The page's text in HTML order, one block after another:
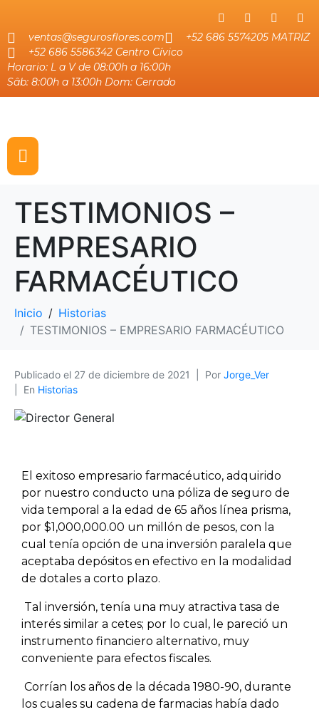
ventas@segurosflores.com
+52 686 5574205 MATRIZ
+52 686 5586342 Centro Cívico
Horario: L a V de 08:00h a 16:00h
Sâb: 8:00h a 13:00h Dom: Cerrado
TESTIMONIOS –
EMPRESARIO
FARMACÉUTICO
Inicio
Historias
TESTIMONIOS – EMPRESARIO FARMACÉUTICO
Publicado el 27 de diciembre de 2021 Por Jorge_Ver
En Historias
El exitoso empresario farmacéutico, adquirido
por nuestro conducto una póliza de seguro de
vida temporal a la edad de 65 años línea prisma,
por $1,000,000.00 un millón de pesos, con la
cual tenía opción de una inversión paralela que
aceptaba depósitos en efectivo en la modalidad
de dotales a corto plazo.
Tal inversión, tenía una muy atractiva tasa de
interés similar a cetes; por lo cual, le pareció un
instrumento financiero alternativo, muy
conveniente para efectos fiscales.
Corrían los años de la década 1980-90, durante
los cuales su cadena de farmacias había dado